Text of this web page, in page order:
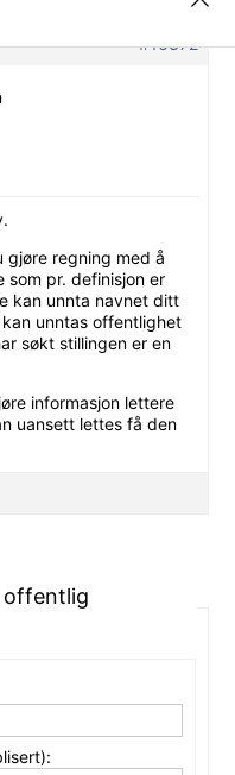
#16372
gjøre regning med å
som pr. definisjon er
kan unnta navnet ditt
unntas offentlighet
søkt stillingen er en
informasjon lettere
uansett lettes få den
offentlig